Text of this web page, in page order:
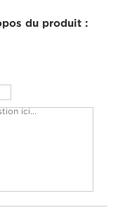
du produit :